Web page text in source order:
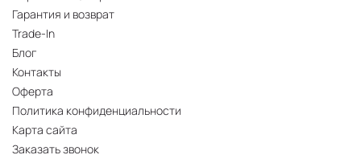
Гарантия и возврат
Trade-In
Блог
Контакты
Оферта
Политика конфиденциальности
Карта сайта
Заказать звонок